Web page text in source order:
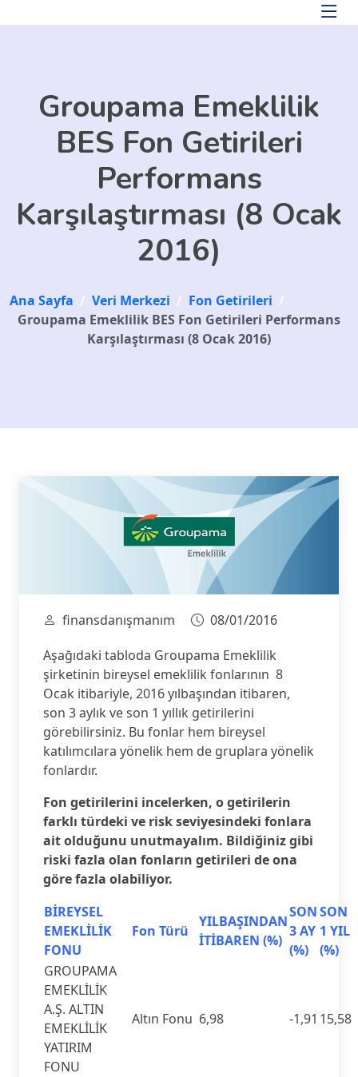
Groupama Emeklilik
BES Fon Getirileri
Performans
Karşılaştırması (8 Ocak
2016)
Ana Sayfa / Veri Merkezi / Fon Getirileri /
Groupama Emeklilik BES Fon Getirileri Performans
Karşılaştırması (8 Ocak 2016)
finansdanışmanım
08/01/2016
Aşağıdaki tabloda Groupama Emeklilik
şirketinin bireysel emeklilik fonlarının 8
Ocak itibariyle, 2016 yılbaşından itibaren,
son 3 aylık ve son 1 yıllık getirilerini
görebilirsiniz. Bu fonlar hem bireysel
katılımcılara yönelik hem de gruplara yönelik
fonlardır.
Fon getirilerini incelerken, o getirilerin
farklı türdeki ve risk seviyesindeki fonlara
ait olduğunu unutmayalım. Bildiğiniz gibi
riski fazla olan fonların getirileri de ona
göre fazla olabiliyor.
BİREYSEL
EMEKLİLİK
FONU
Fon Türü
YILBAŞINDAN
İTİBAREN (%)
SON
3 AY
(%)
SON
1 YIL
(%)
GROUPAMA
EMEKLİLİK
A.Ş. ALTIN
EMEKLİLİK
YATIRIM
FONU
Altın Fonu 6,98 -1,91 15,58